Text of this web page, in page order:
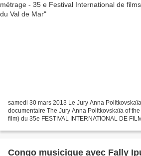
samedi 30 mars 2013 Le Jury Anna
documentaire The Jury Anna Politkovskaïa of
film) du 35e FESTIVAL INTERNATIONAL DE
Congo musicique avec Fally